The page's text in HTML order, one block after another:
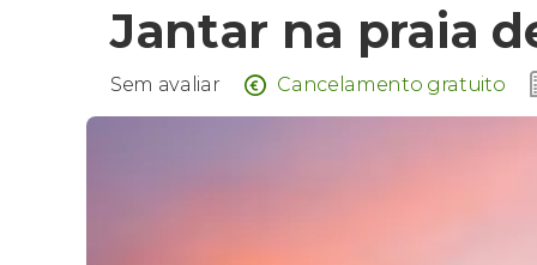
Reino
Reino
Jantar na praia
Sem avaliar Cancelamento gratuito